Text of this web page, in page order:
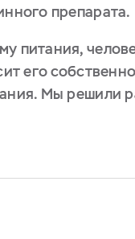
препарата.
питания,
его
Мы решили